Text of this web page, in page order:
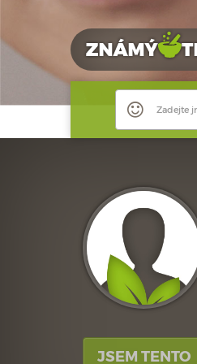
Zadejte
JSEM TENTO